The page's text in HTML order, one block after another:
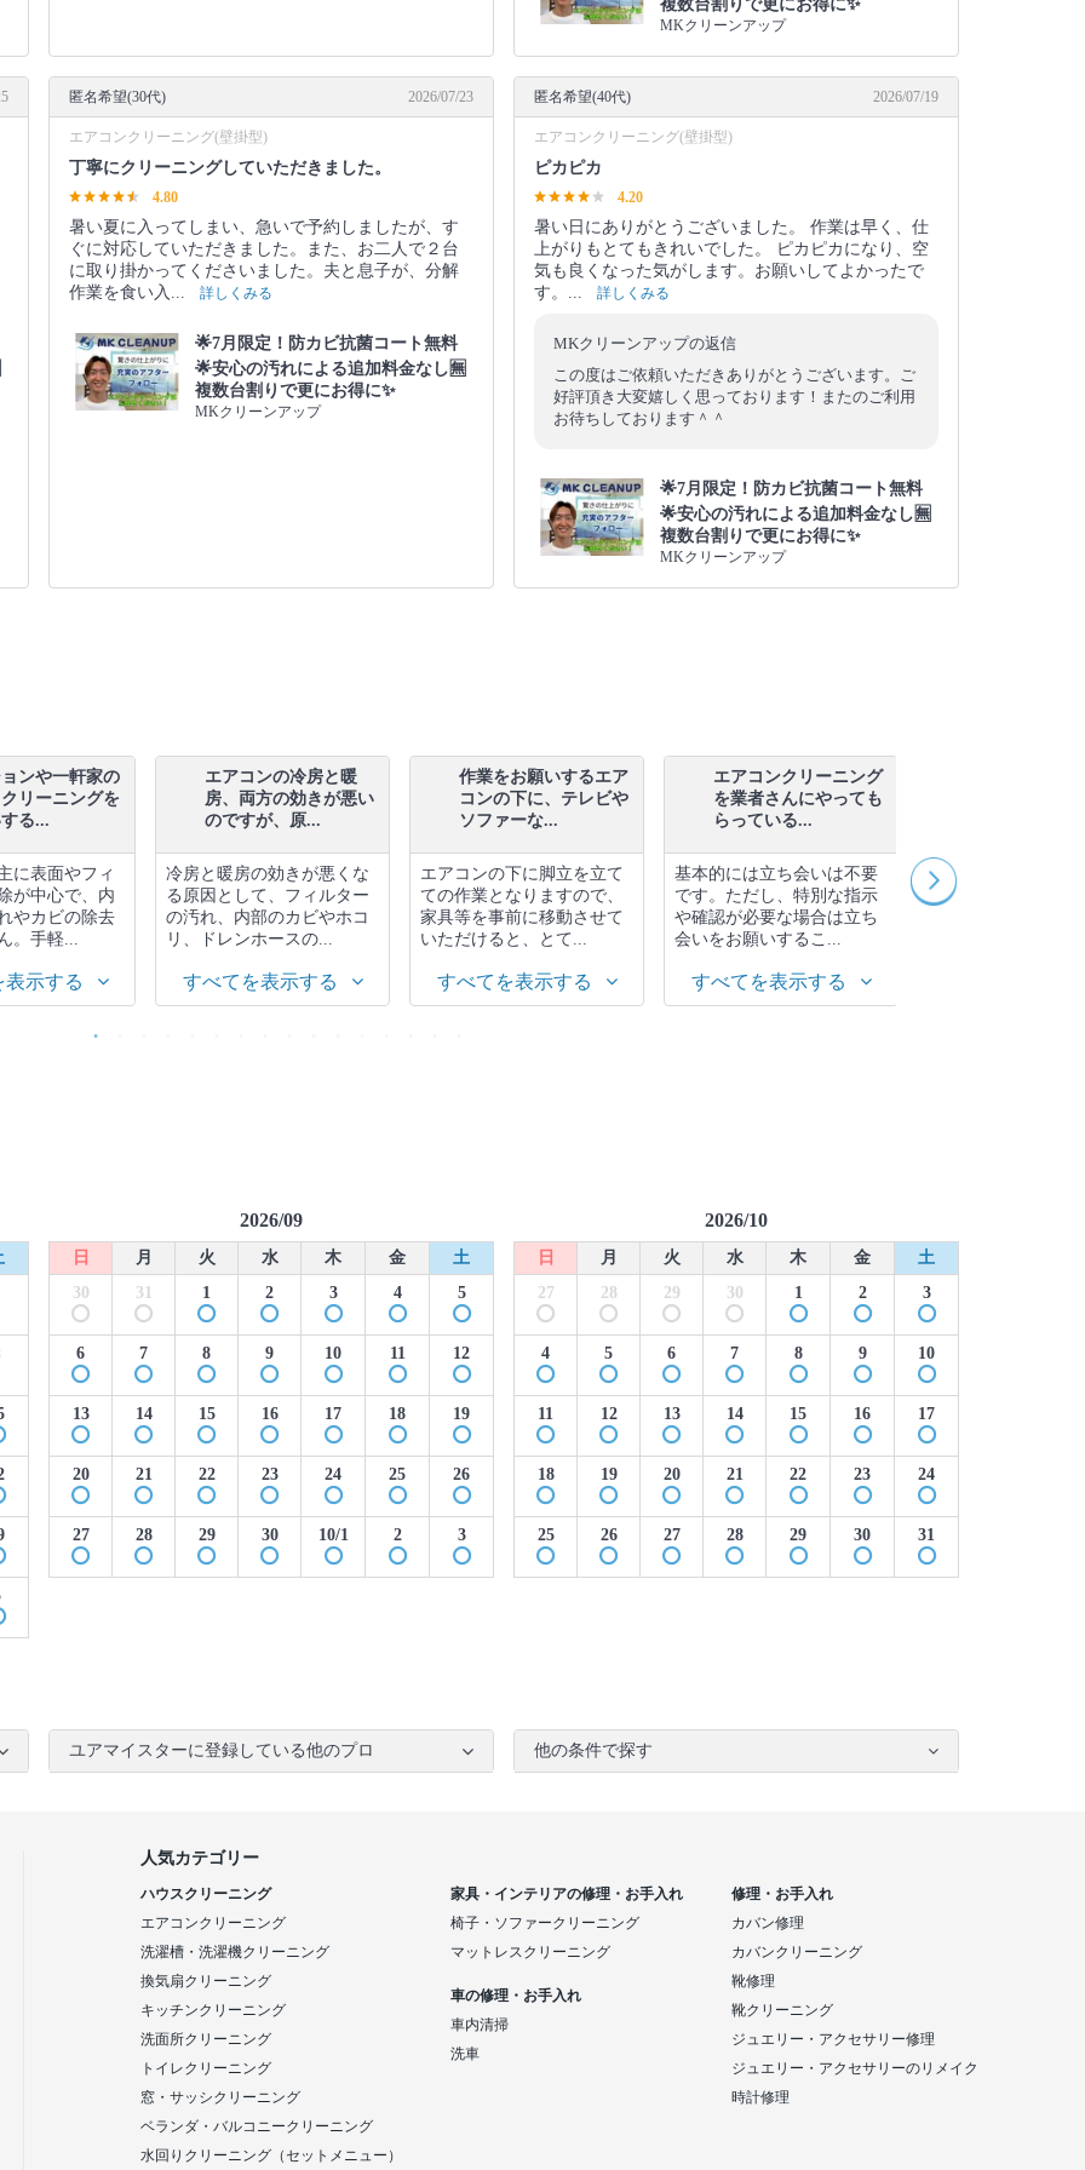
複数台割りで更にお得に✨
MKクリーンアップ
匿名希望(30代) 2026/07/23
エアコンクリーニング(壁掛型)
丁寧にクリーニングしていただきました。
4.80
暑い夏に入ってしまい、急いで予約しましたが、す
ぐに対応していただきました。また、お二人で２台
に取り掛かってくださいました。夫と息子が、分解
作業を食い入...
詳しくみる
🌟7月限定！防カビ抗菌コート無料
🌟安心の汚れによる追加料金なし🈚️
複数台割りで更にお得に✨
MKクリーンアップ
匿名希望(40代) 2026/07/19
エアコンクリーニング(壁掛型)
ピカピカ
4.20
暑い日にありがとうございました。 作業は早く、仕
上がりもとてもきれいでした。 ピカピカになり、空
気も良くなった気がします。お願いしてよかったで
す。...
詳しくみる
MKクリーンアップの返信
この度はご依頼いただきありがとうございます。ご
好評頂き大変嬉しく思っております！またのご利用
お待ちしております＾＾
🌟7月限定！防カビ抗菌コート無料
🌟安心の汚れによる追加料金なし🈚️
複数台割りで更にお得に✨
MKクリーンアップ
ンや一軒家の
リーニングを
る...
に表面やフィ
が中心で、内
やカビの除去
。手軽...
示する
エアコンの冷房と暖
房、両方の効きが悪い
のですが、原...
冷房と暖房の効きが悪くな
る原因として、フィルター
の汚れ、内部のカビやホコ
リ、ドレンホースの...
すべてを表示する
作業をお願いするエア
コンの下に、テレビや
ソファーな...
エアコンの下に脚立を立て
ての作業となりますので、
家具等を事前に移動させて
いただけると、とて...
すべてを表示する
エアコンクリーニング
を業者さんにやっても
らっている...
基本的には立ち会いは不要
です。ただし、特別な指示
や確認が必要な場合は立ち
会いをお願いするこ...
すべてを表示する
エアコンクリーニ
者に依頼する際の
2026/09
日 月 火 水 木 金
土
30
31 1 2 3 4 5
6 7 8 9 10 11 12
13 14 15 16 17 18 19
20 21 22 23 24 25 26
27 28 29 30 10/1 2 3
2026/10
日 月 火 水 木 金
土
27
28 29 30 1 2 3
4 5 6 7 8 9 10
11 12 13 14 15 16 17
18 19 20 21 22 23 24
25 26 27 28 29 30 31
ユアマイスターに登録している他のプロ 他の条件で探す
人気カテゴリー
ハウスクリーニング
エアコンクリーニング
洗濯槽・洗濯機クリーニング
換気扇クリーニング
キッチンクリーニング
洗面所クリーニング
トイレクリーニング
窓・サッシクリーニング
ベランダ・バルコニークリーニング
水回りクリーニング（セットメニュー）
家具・インテリアの修理・お手入れ
椅子・ソファークリーニング
マットレスクリーニング
車の修理・お手入れ
車内清掃
洗車
修理・お手入れ
カバン修理
カバンクリーニング
靴修理
靴クリーニング
ジュエリー・アクセサリー修理
ジュエリー・アクセサリーのリメイク
時計修理